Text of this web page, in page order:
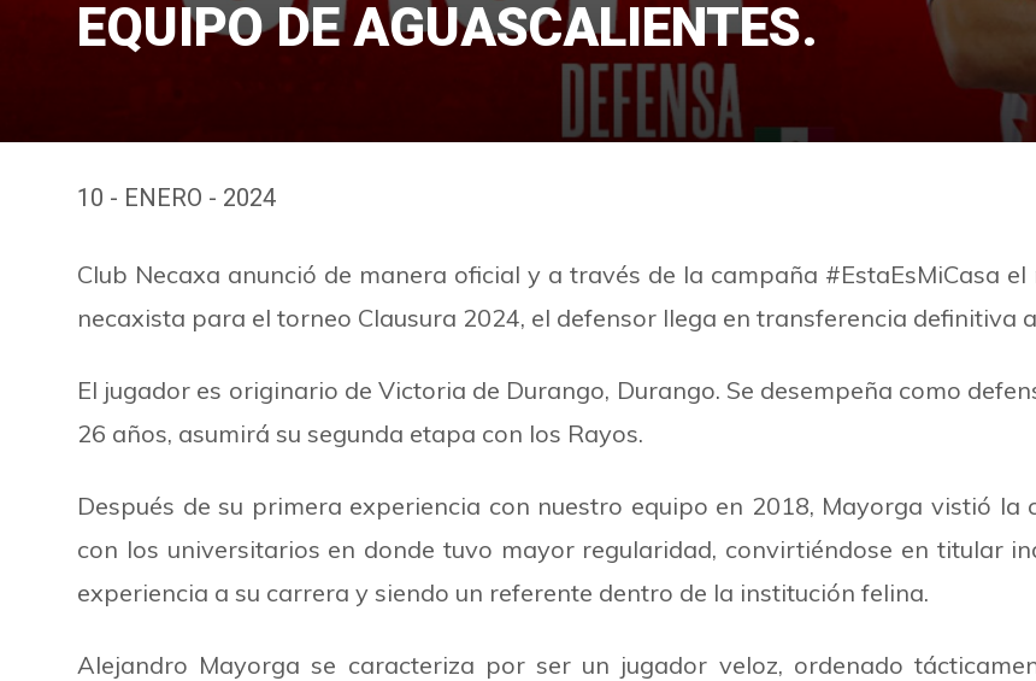
EQUIPO DE AGUASCALIENTES.
10 - ENERO - 2024
Club Necaxa anunció de manera oficial y a través de la campaña #EstaEsMiCasa
necaxista para el torneo Clausura 2024, el defensor llega en transferencia definitiva
El jugador es originario de Victoria de Durango, Durango. Se desempeña como
26 años, asumirá su segunda etapa con los Rayos.
Después de su primera experiencia con nuestro equipo en 2018, Mayorga vistió la
con los universitarios en donde tuvo mayor regularidad, convirtiéndose en titular
experiencia a su carrera y siendo un referente dentro de la institución felina.
Alejandro Mayorga se caracteriza por ser un jugador veloz, ordenado